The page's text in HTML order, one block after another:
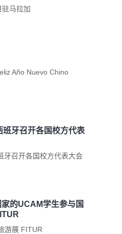
驻马拉加
Año Nuevo Chino
班牙召开各国校方代表
牙召开各国校方代表大会
的UCAM学生参与国
游展 FITUR